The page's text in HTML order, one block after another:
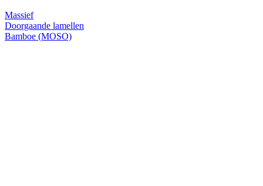
Massief
Doorgaande lamellen
Bamboe (MOSO)